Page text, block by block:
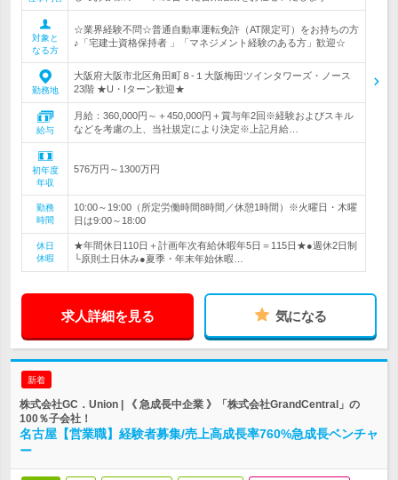
対象と
なる方
☆業界経験不問☆普通自動車運転免許（AT限定可）をお持ちの方
♪「宅建士資格保持者 」「マネジメント経験のある方」歓迎☆
勤務地
大阪府大阪市北区角田町８-１大阪梅田ツインタワーズ・ノース
23階 ★U・Iターン歓迎★
給与
月給：360,000円～＋450,000円＋賞与年2回※経験およびスキル
などを考慮の上、当社規定により決定※上記月給…
初年度
年収
576万円～1300万円
勤務
時間
10:00～19:00（所定労働時間8時間／休憩1時間）※火曜日・木曜
日は9:00～18:00
休日
休暇
★年間休日110日＋計画年次有給休暇年5日＝115日★●週休2日制
└原則土日休み●夏季・年末年始休暇…
求人詳細を見る 気になる
新着
株式会社GC．Union | 《 急成長中企業 》「株式会社GrandCentral」の
100％子会社！
名古屋【営業職】経験者募集/売上高成長率760%急成長ベンチャ
ー